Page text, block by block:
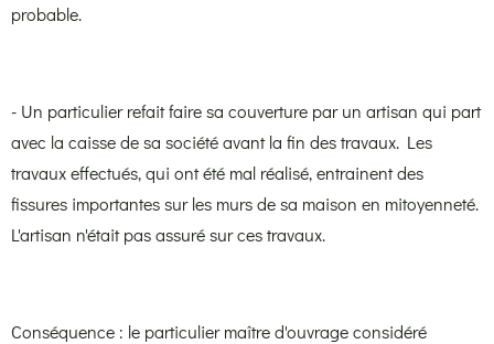
probable.
- Un particulier refait faire sa couverture par un artisan qui part
avec la caisse de sa société avant la fin des travaux. Les
travaux effectués, qui ont été mal réalisé, entrainent des
fissures importantes sur les murs de sa maison en mitoyenneté.
L'artisan n'était pas assuré sur ces travaux.
Conséquence : le particulier maître d'ouvrage considéré